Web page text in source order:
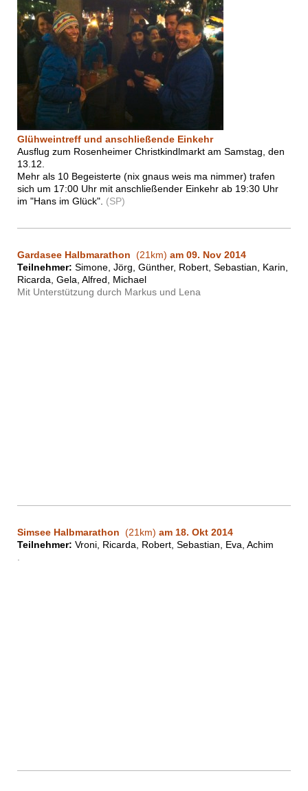
Glühweintreff und anschließende Einkehr
Ausflug zum Rosenheimer Christkindlmarkt am Samstag, den
13.12.
Mehr als 10 Begeisterte (nix gnaus weis ma nimmer) trafen
sich um 17:00 Uhr mit anschließender Einkehr ab 19:30 Uhr
im "Hans im Glück". (SP)
Gardasee Halbmarathon (21km) am 09. Nov 2014
Teilnehmer: Simone, Jörg, Günther, Robert, Sebastian, Karin,
Ricarda, Gela, Alfred, Michael
Mit Unterstützung durch Markus und Lena
Simsee Halbmarathon (21km) am 18. Okt 2014
Teilnehmer: Vroni, Ricarda, Robert, Sebastian, Eva, Achim
.